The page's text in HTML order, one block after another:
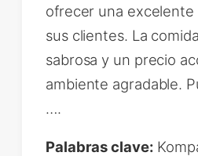
ofrecer una excelente
sus clientes. La
sabrosa y un precio
ambiente agradable.
….
Palabras clave: